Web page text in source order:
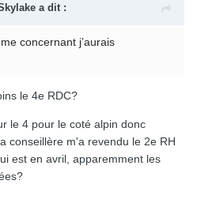
a dit :
concernant j’aurais
le 4e RDC?
le 4 pour le coté alpin donc
conseillère m'a revendu le 2e RH
est en avril, apparemment les